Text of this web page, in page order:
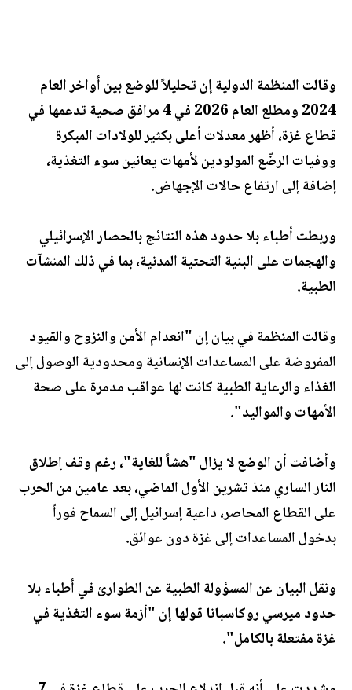
وقالت المنظمة الدولية إن تحليلاً للوضع بين أواخر العام
2024 ومطلع العام 2026 في 4 مرافق صحية تدعمها في
قطاع غزة، أظهر معدلات أعلى بكثير للولادات المبكرة
ووفيات الرضّع المولودين لأمهات يعانين سوء التغذية،
إضافة إلى ارتفاع حالات الإجهاض.
وربطت أطباء بلا حدود هذه النتائج بالحصار الإسرائيلي
والهجمات على البنية التحتية المدنية، بما في ذلك المنشآت
الطبية.
وقالت المنظمة في بيان إن "انعدام الأمن والنزوح والقيود
المفروضة على المساعدات الإنسانية ومحدودية الوصول إلى
الغذاء والرعاية الطبية كانت لها عواقب مدمرة على صحة
الأمهات والمواليد".
وأضافت أن الوضع لا يزال "هشاً للغاية"، رغم وقف إطلاق
النار الساري منذ تشرين الأول الماضي، بعد عامين من الحرب
على القطاع المحاصر، داعية إسرائيل إلى السماح فوراً
بدخول المساعدات إلى غزة دون عوائق.
ونقل البيان عن المسؤولة الطبية عن الطوارئ في أطباء بلا
حدود ميرسي روكاسبانا قولها إن "أزمة سوء التغذية في
غزة مفتعلة بالكامل".